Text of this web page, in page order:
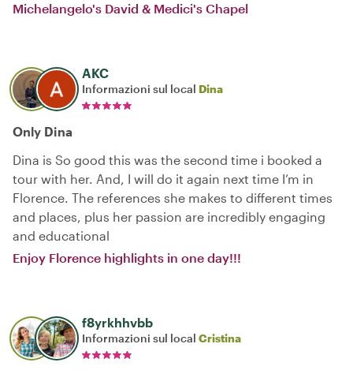
Michelangelo's David & Medici's Chapel
AKC
Informazioni sul local Dina
Only Dina
Dina is So good this was the second time i booked a
tour with her. And, I will do it again next time I’m in
Florence. The references she makes to different times
and places, plus her passion are incredibly engaging
and educational
Enjoy Florence highlights in one day!!!
f8yrkhhvbb
Informazioni sul local Cristina